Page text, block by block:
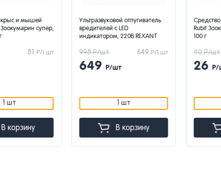
и мышей
супер,
Р/1 шт
Ультразвуковой отпугиватель
вредителей с LED
индикатором, 220В REXANT
649Р/1 шт
998 Р/шт
649Р/шт
В корзину
Средство от
Rubit
40 Р/шт
26Р/шт